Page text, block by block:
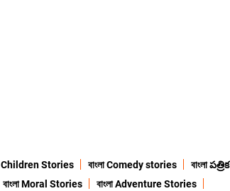
Children Stories বাংলা Comedy stories
বাংলা పత్రిక
বাংলা Moral Stories
বাংলা Adventure Stories